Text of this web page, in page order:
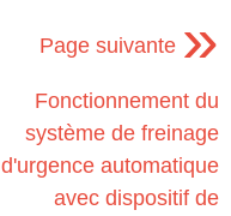
Page suivante »
Fonctionnement du
système de freinage
d'urgence automatique
avec dispositif de